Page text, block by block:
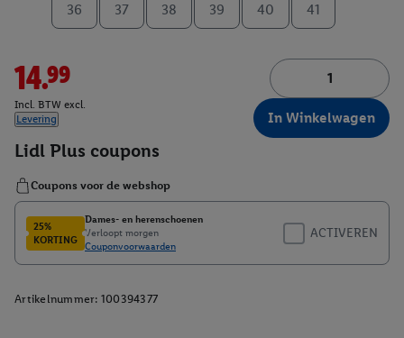
36 37 38 39 40 41
14.99
Incl. BTW excl.
Levering
In Winkelwagen
Artikelnummer: 100394377